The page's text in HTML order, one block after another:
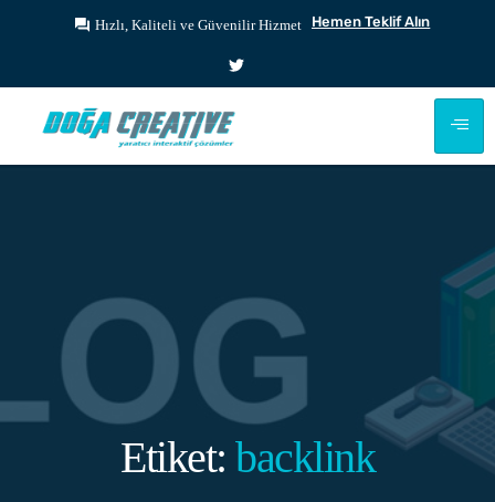
Hızlı, Kaliteli ve Güvenilir Hizmet Hemen Teklif Alın
Etiket: backlink